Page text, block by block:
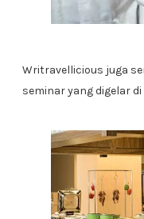
Writravellicious juga
seminar yang digelar